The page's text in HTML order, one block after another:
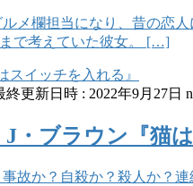
メ欄担当になり、昔の恋
で考えていた彼女。 […]
終更新日時 : 2022年9月27日
J・ブラウン『猫
故か？自殺か？殺人か？